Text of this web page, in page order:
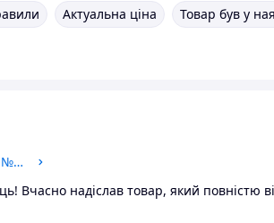
Актуальна ціна Товар був у
Шахові фігури Німецький Стаунтон №5 акація
Вчасно надіслав товар, який повністю